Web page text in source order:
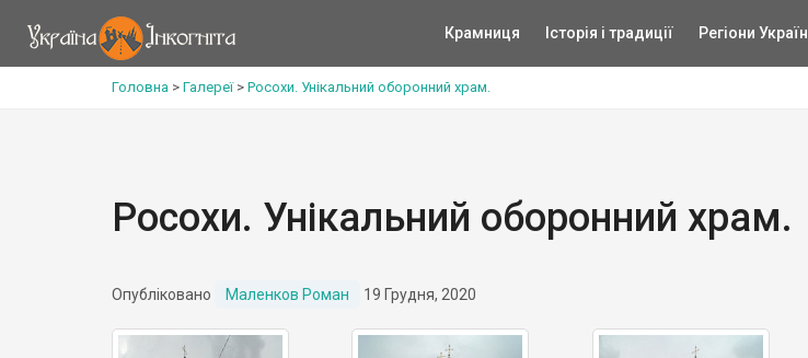
Крамниця Історія і традиції Регіони
Головна > Галереї> Росохи. Унікальний оборонний храм.
Росохи. Унікальний оборонний храм.
Опубліковано Маленков Роман 19 Грудня, 2020